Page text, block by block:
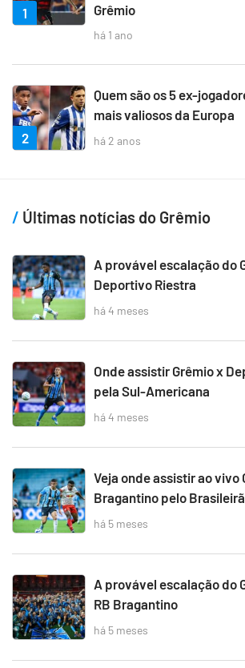
1
Grêmio
há 1 ano
2
Quem são os 5 ex-
mais valiosos da Europa
há 2 anos
Últimas notícias do Grêmio
A provável escalação do
Deportivo Riestra
há 4 meses
Onde assistir Grêmio x
pela Sul-Americana
há 4 meses
Veja onde assistir ao vivo
Bragantino pelo
há 5 meses
A provável escalação do
RB Bragantino
há 5 meses